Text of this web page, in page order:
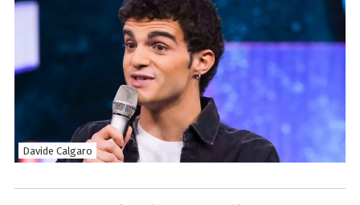
Davide Calgaro